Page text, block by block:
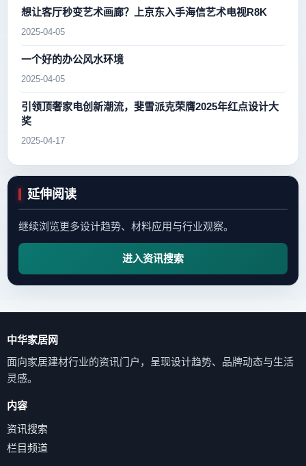
想让客厅秒变艺术画廊？上京东入手海信艺术电视R8K
2025-04-05
一个好的办公风水环境
2025-04-05
引领顶奢家电创新潮流，斐雪派克荣膺2025年红点设计大
奖
2025-04-17
延伸阅读
继续浏览更多设计趋势、材料应用与行业观察。
进入资讯搜索
中华家居网
面向家居建材行业的资讯门户，呈现设计趋势、品牌动态与生活
灵感。
内容
资讯搜索
栏目频道